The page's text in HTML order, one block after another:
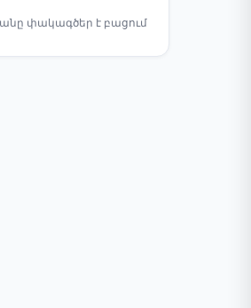
փակագծեր է բացում